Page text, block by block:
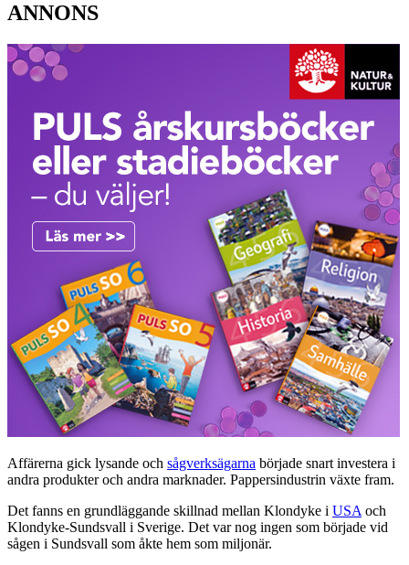
ANNONS
Affärerna gick lysande och sågverksägarna började snart investera i
andra produkter och andra marknader. Pappersindustrin växte fram.
Det fanns en grundläggande skillnad mellan Klondyke i USA och
Klondyke-Sundsvall i Sverige. Det var nog ingen som började vid
sågen i Sundsvall som åkte hem som miljonär.